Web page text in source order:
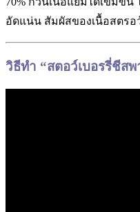
อัดแน่น สัมผัสของเนื้อสตรอ
วิธีทำ “สตอว์เบอรรี่ชีส